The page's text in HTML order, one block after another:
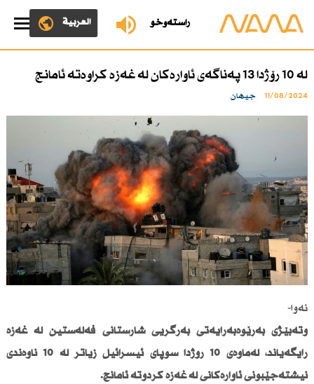
ڕاستەوخۆ العربية
لە 10 رۆژدا 13 پەناگەی ئاوارەكان لە غەزە كراوەتە ئامانج
11/08/2024 جیهان
نەوا-
وتەبێژی بەڕێوەبەرایەتی بەرگریی شارستانی فەڵەستین لە غەزە
رایگەیاند، لەماوەی 10 رۆژدا سوپای ئیسرائیل زیاتر لە 10 ناوەندی
نیشتەجێبونی ئاوارەكانی لە غەزە كردۆتە ئامانج.